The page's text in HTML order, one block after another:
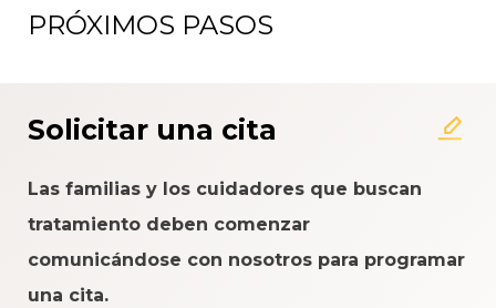
PRÓXIMOS PASOS
Solicitar una cita
Las familias y los cuidadores que buscan
tratamiento deben comenzar
comunicándose con nosotros para programar
una cita.